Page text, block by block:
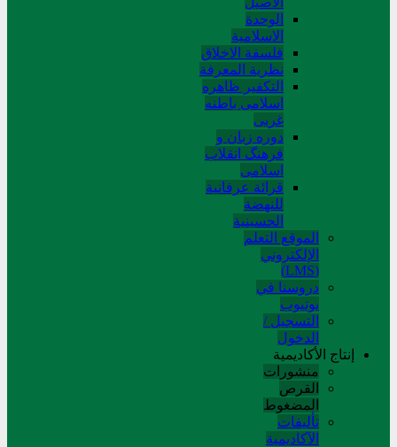
الوحدة
الاسلامیة
فلسفة الاخلاق
نظریة المعرفة
التکفیر ظاهره
اسلامی باطنه
غربی
دوره زبان و
فرهنگ انقلاب
اسلامی
قرائة عرفانیة
للنهضة
الحسینیة
الموقع التعلم
الإلکتروني
(LMS)
دروسنا في
يوتيوب
التسجيل /
الدخول
إنتاج الأكاديمية
منشورات
القرص
المضغوط
تألیفات
الآکادیمیة